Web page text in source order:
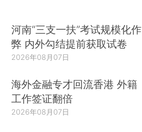
河南“三支一扶”考试规模化作
弊 内外勾结提前获取试卷
2026年08月07日
海外金融专才回流香港 外籍
工作签证翻倍
2026年08月07日